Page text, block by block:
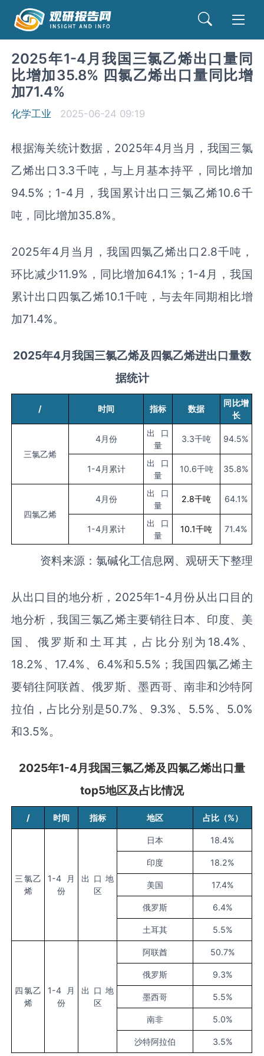
2025年1-4月我国三氯乙烯出口量同
比增加35.8% 四氯乙烯出口量同比增
加71.4%
化学工业 2025-06-24 09:19
根据海关统计数据，2025年4月当月，我国三氯
乙烯出口3.3千吨，与上月基本持平，同比增加
94.5%；1-4月，我国累计出口三氯乙烯10.6千
吨，同比增加35.8%。
2025年4月当月，我国四氯乙烯出口2.8千吨，
环比减少11.9%，同比增加64.1%；1-4月，我国
累计出口四氯乙烯10.1千吨，与去年同期相比增
加71.4%。
2025年4月我国三氯乙烯及 四氯乙烯进出口量数
据统计
/ 时间 指标 数据
同比增
长
三氯乙烯
4月份
出口
量
3.3千吨 94.5%
1-4月累计
出口
量
10.6千吨 35.8%
四氯乙烯
4月份
出口
量
2.8千吨 64.1%
1-4月累计
出口
量
10.1千吨 71.4%
资料来源：氯碱化工信息网、观研天下整理
从出口目的地分析，2025年1-4月份从出口目的
地分析，我国三氯乙烯主要销往日本、印度、美
国、俄罗斯和土耳其，占比分别为18.4%、
18.2%、17.4%、6.4%和5.5%；我国四氯乙烯主
要销往阿联酋、俄罗斯、墨西哥、南非和沙特阿
拉伯，占比分别是50.7%、9.3%、5.5%、5.0%
和3.5%。
2025年1-4月我国三氯乙烯及 四氯乙烯出口量
top5地区及占比情况
/ 时间 指标 地区 占比（%）
三氯乙
烯
1-4月
份
出口地
区
日本 18.4%
印度 18.2%
美国 17.4%
俄罗斯 6.4%
土耳其 5.5%
四氯乙
烯
1-4月
份
出口地
区
阿联酋 50.7%
俄罗斯 9.3%
墨西哥 5.5%
南非 5.0%
沙特阿拉伯 3.5%